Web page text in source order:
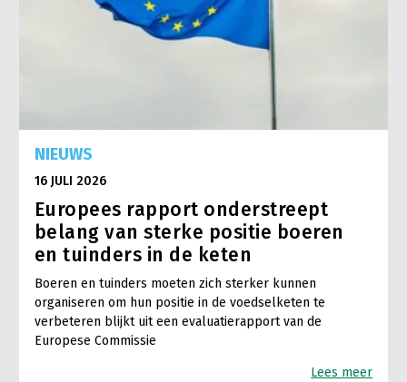
NIEUWS
16 JULI 2026
Europees rapport onderstreept
belang van sterke positie boeren
en tuinders in de keten
Boeren en tuinders moeten zich sterker kunnen
organiseren om hun positie in de voedselketen te
verbeteren blijkt uit een evaluatierapport van de
Europese Commissie
Lees meer